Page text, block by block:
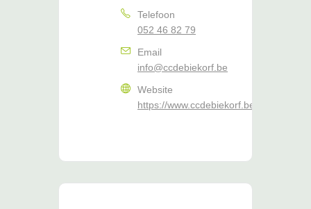
Telefoon
052 46 82 79
Email
info@ccdebiekorf.be
Website
https://www.ccdebiekorf.be/